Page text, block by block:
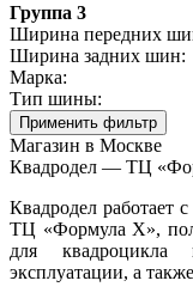
Группа 3
Ширина передних
Ширина задних шин:
Марка:
Тип шины:
Применить фильтр
Магазин в Москве
Квадродел — ТЦ
Квадродел работает
ТЦ «Формула Х»,
для
эксплуатации, а также